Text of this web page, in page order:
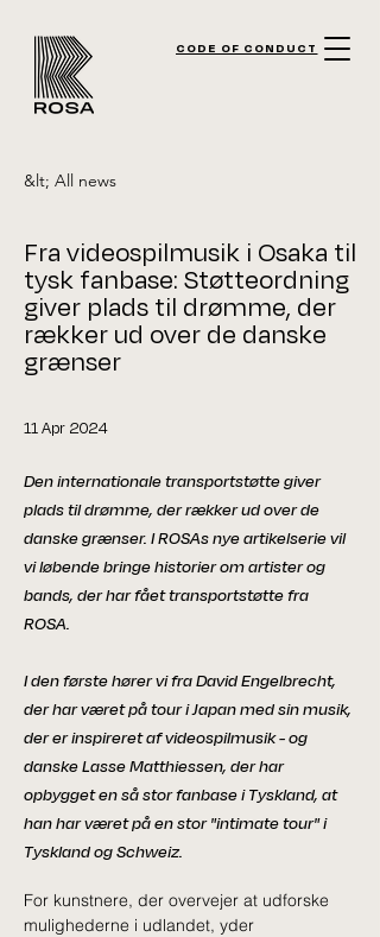
CODE OF CONDUCT
&lt; All news
Fra videospilmusik i Osaka til
tysk fanbase: Støtteordning
giver plads til drømme, der
rækker ud over de danske
grænser
11 Apr 2024
Den internationale transportstøtte giver
plads til drømme, der rækker ud over de
danske grænser. I ROSAs nye artikelserie vil
vi løbende bringe historier om artister og
bands, der har fået transportstøtte fra
ROSA.
I den første hører vi fra David Engelbrecht,
der har været på tour i Japan med sin musik,
der er inspireret af videospilmusik - og
danske Lasse Matthiessen, der har
opbygget en så stor fanbase i Tyskland, at
han har været på en stor "intimate tour" i
Tyskland og Schweiz.
For kunstnere, der overvejer at udforske
mulighederne i udlandet, yder